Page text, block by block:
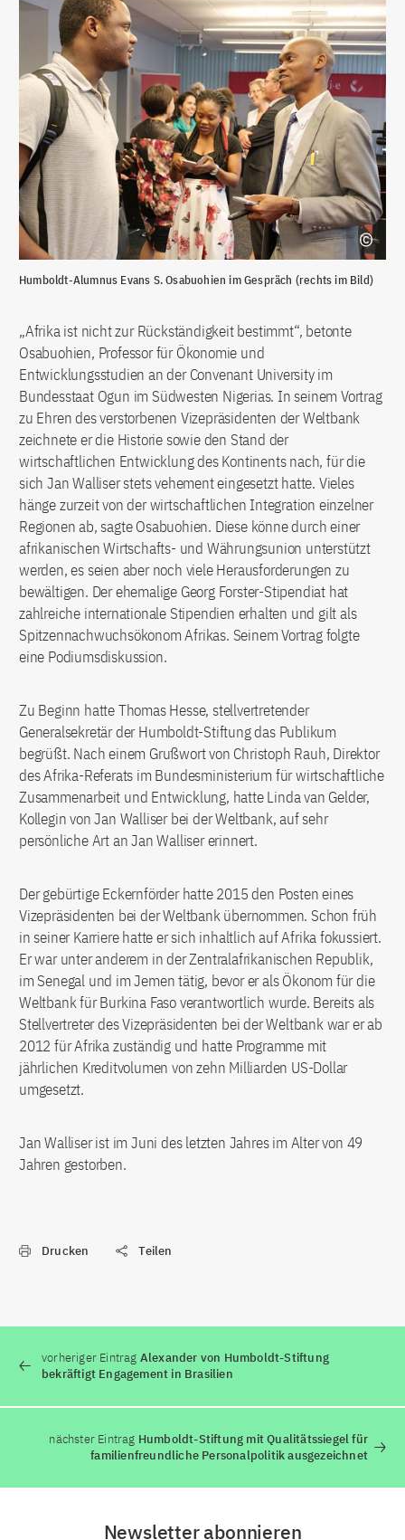
Humboldt-Alumnus Evans S. Osabuohien im Gespräch (rechts im Bild)
„Afrika ist nicht zur Rückständigkeit bestimmt“, betonte
Osabuohien, Professor für Ökonomie und
Entwicklungsstudien an der Convenant University im
Bundesstaat Ogun im Südwesten Nigerias. In seinem Vortrag
zu Ehren des verstorbenen Vizepräsidenten der Weltbank
zeichnete er die Historie sowie den Stand der
wirtschaftlichen Entwicklung des Kontinents nach, für die
sich Jan Walliser stets vehement eingesetzt hatte. Vieles
hänge zurzeit von der wirtschaftlichen Integration einzelner
Regionen ab, sagte Osabuohien. Diese könne durch einer
afrikanischen Wirtschafts- und Währungsunion unterstützt
werden, es seien aber noch viele Herausforderungen zu
bewältigen. Der ehemalige Georg Forster-Stipendiat hat
zahlreiche internationale Stipendien erhalten und gilt als
Spitzennachwuchsökonom Afrikas. Seinem Vortrag folgte
eine Podiumsdiskussion.
Zu Beginn hatte Thomas Hesse, stellvertretender
Generalsekretär der Humboldt-Stiftung das Publikum
begrüßt. Nach einem Grußwort von Christoph Rauh, Direktor
des Afrika-Referats im Bundesministerium für wirtschaftliche
Zusammenarbeit und Entwicklung, hatte Linda van Gelder,
Kollegin von Jan Walliser bei der Weltbank, auf sehr
persönliche Art an Jan Walliser erinnert.
Der gebürtige Eckernförder hatte 2015 den Posten eines
Vizepräsidenten bei der Weltbank übernommen. Schon früh
in seiner Karriere hatte er sich inhaltlich auf Afrika fokussiert.
Er war unter anderem in der Zentralafrikanischen Republik,
im Senegal und im Jemen tätig, bevor er als Ökonom für die
Weltbank für Burkina Faso verantwortlich wurde. Bereits als
Stellvertreter des Vizepräsidenten bei der Weltbank war er ab
2012 für Afrika zuständig und hatte Programme mit
jährlichen Kreditvolumen von zehn Milliarden US-Dollar
umgesetzt.
Jan Walliser ist im Juni des letzten Jahres im Alter von 49
Jahren gestorben.
Drucken Teilen
vorheriger Eintrag Alexander von Humboldt-Stiftung
bekräftigt Engagement in Brasilien
nächster Eintrag Humboldt-Stiftung mit Qualitätssiegel für
familienfreundliche Personalpolitik ausgezeichnet
Newsletter abonnieren